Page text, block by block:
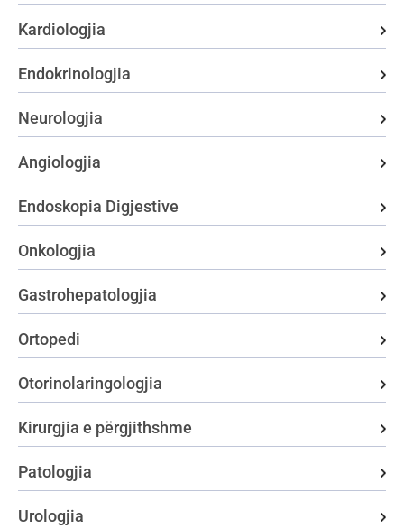
Kardiologjia
Endokrinologjia
Neurologjia
Angiologjia
Endoskopia Digjestive
Onkologjia
Gastrohepatologjia
Ortopedi
Otorinolaringologjia
Kirurgjia e përgjithshme
Patologjia
Urologjia